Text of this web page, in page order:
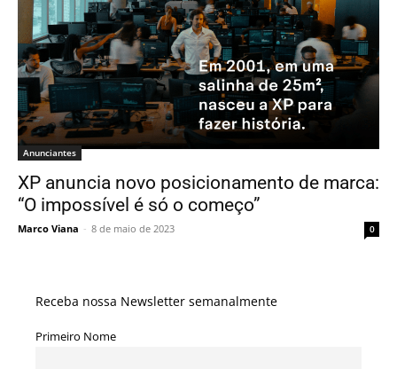
Anunciantes
XP anuncia novo posicionamento de marca:
“O impossível é só o começo”
Marco Viana - 8 de maio de 2023 0
Receba nossa Newsletter semanalmente
Primeiro Nome